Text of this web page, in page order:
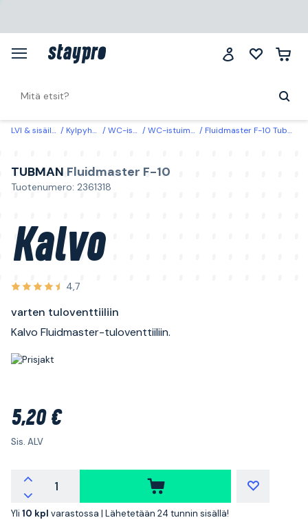
LVI & sisäilma Kylpyhuone WC-istuimet WC-istuimien varaosat Fluidmaster F-10 Tubman Kalvo varten tuloventtiiliin
TUBMAN Fluidmaster F-10
Tuotenumero: 2361318
Kalvo
4,7
varten tuloventtiiliin
Kalvo Fluidmaster-tuloventtiiliin.
5,20 €
Sis. ALV
Yli 10 kpl varastossa | Lähetetään 24 tunnin sisällä!